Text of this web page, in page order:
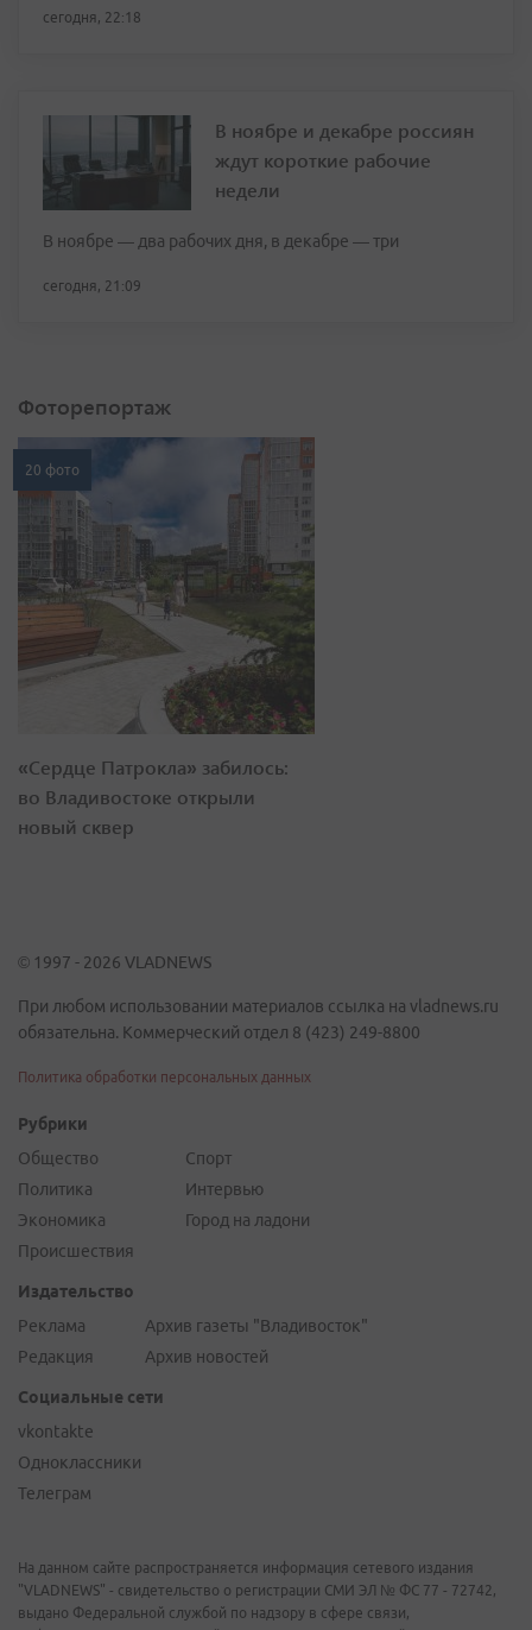
сегодня, 22:18
В ноябре и декабре россиян
ждут короткие рабочие
недели
В ноябре — два рабочих дня, в декабре — три
сегодня, 21:09
Фоторепортаж
20 фото
«Сердце Патрокла» забилось:
во Владивостоке открыли
новый сквер
© 1997 - 2026 VLADNEWS
При любом использовании материалов ссылка на vladnews.ru
обязательна. Коммерческий отдел 8 (423) 249-8800
Политика обработки персональных данных
Рубрики
Общество
Политика
Экономика
Происшествия
Спорт
Интервью
Город на ладони
Издательство
Реклама
Редакция
Архив газеты "Владивосток"
Архив новостей
Социальные сети
vkontakte
Одноклассники
Телеграм
На данном сайте распространяется информация сетевого издания
"VLADNEWS" - свидетельство о регистрации СМИ ЭЛ № ФС 77 - 72742,
выдано Федеральной службой по надзору в сфере связи,